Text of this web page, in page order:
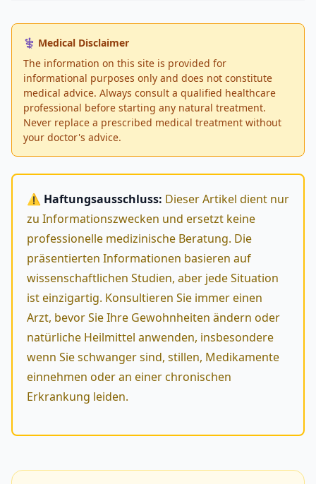
⚕️ Medical Disclaimer
The information on this site is provided for
informational purposes only and does not constitute
medical advice. Always consult a qualified healthcare
professional before starting any natural treatment.
Never replace a prescribed medical treatment without
your doctor's advice.
⚠️ Haftungsausschluss: Dieser Artikel dient nur
zu Informationszwecken und ersetzt keine
professionelle medizinische Beratung. Die
präsentierten Informationen basieren auf
wissenschaftlichen Studien, aber jede Situation
ist einzigartig. Konsultieren Sie immer einen
Arzt, bevor Sie Ihre Gewohnheiten ändern oder
natürliche Heilmittel anwenden, insbesondere
wenn Sie schwanger sind, stillen, Medikamente
einnehmen oder an einer chronischen
Erkrankung leiden.